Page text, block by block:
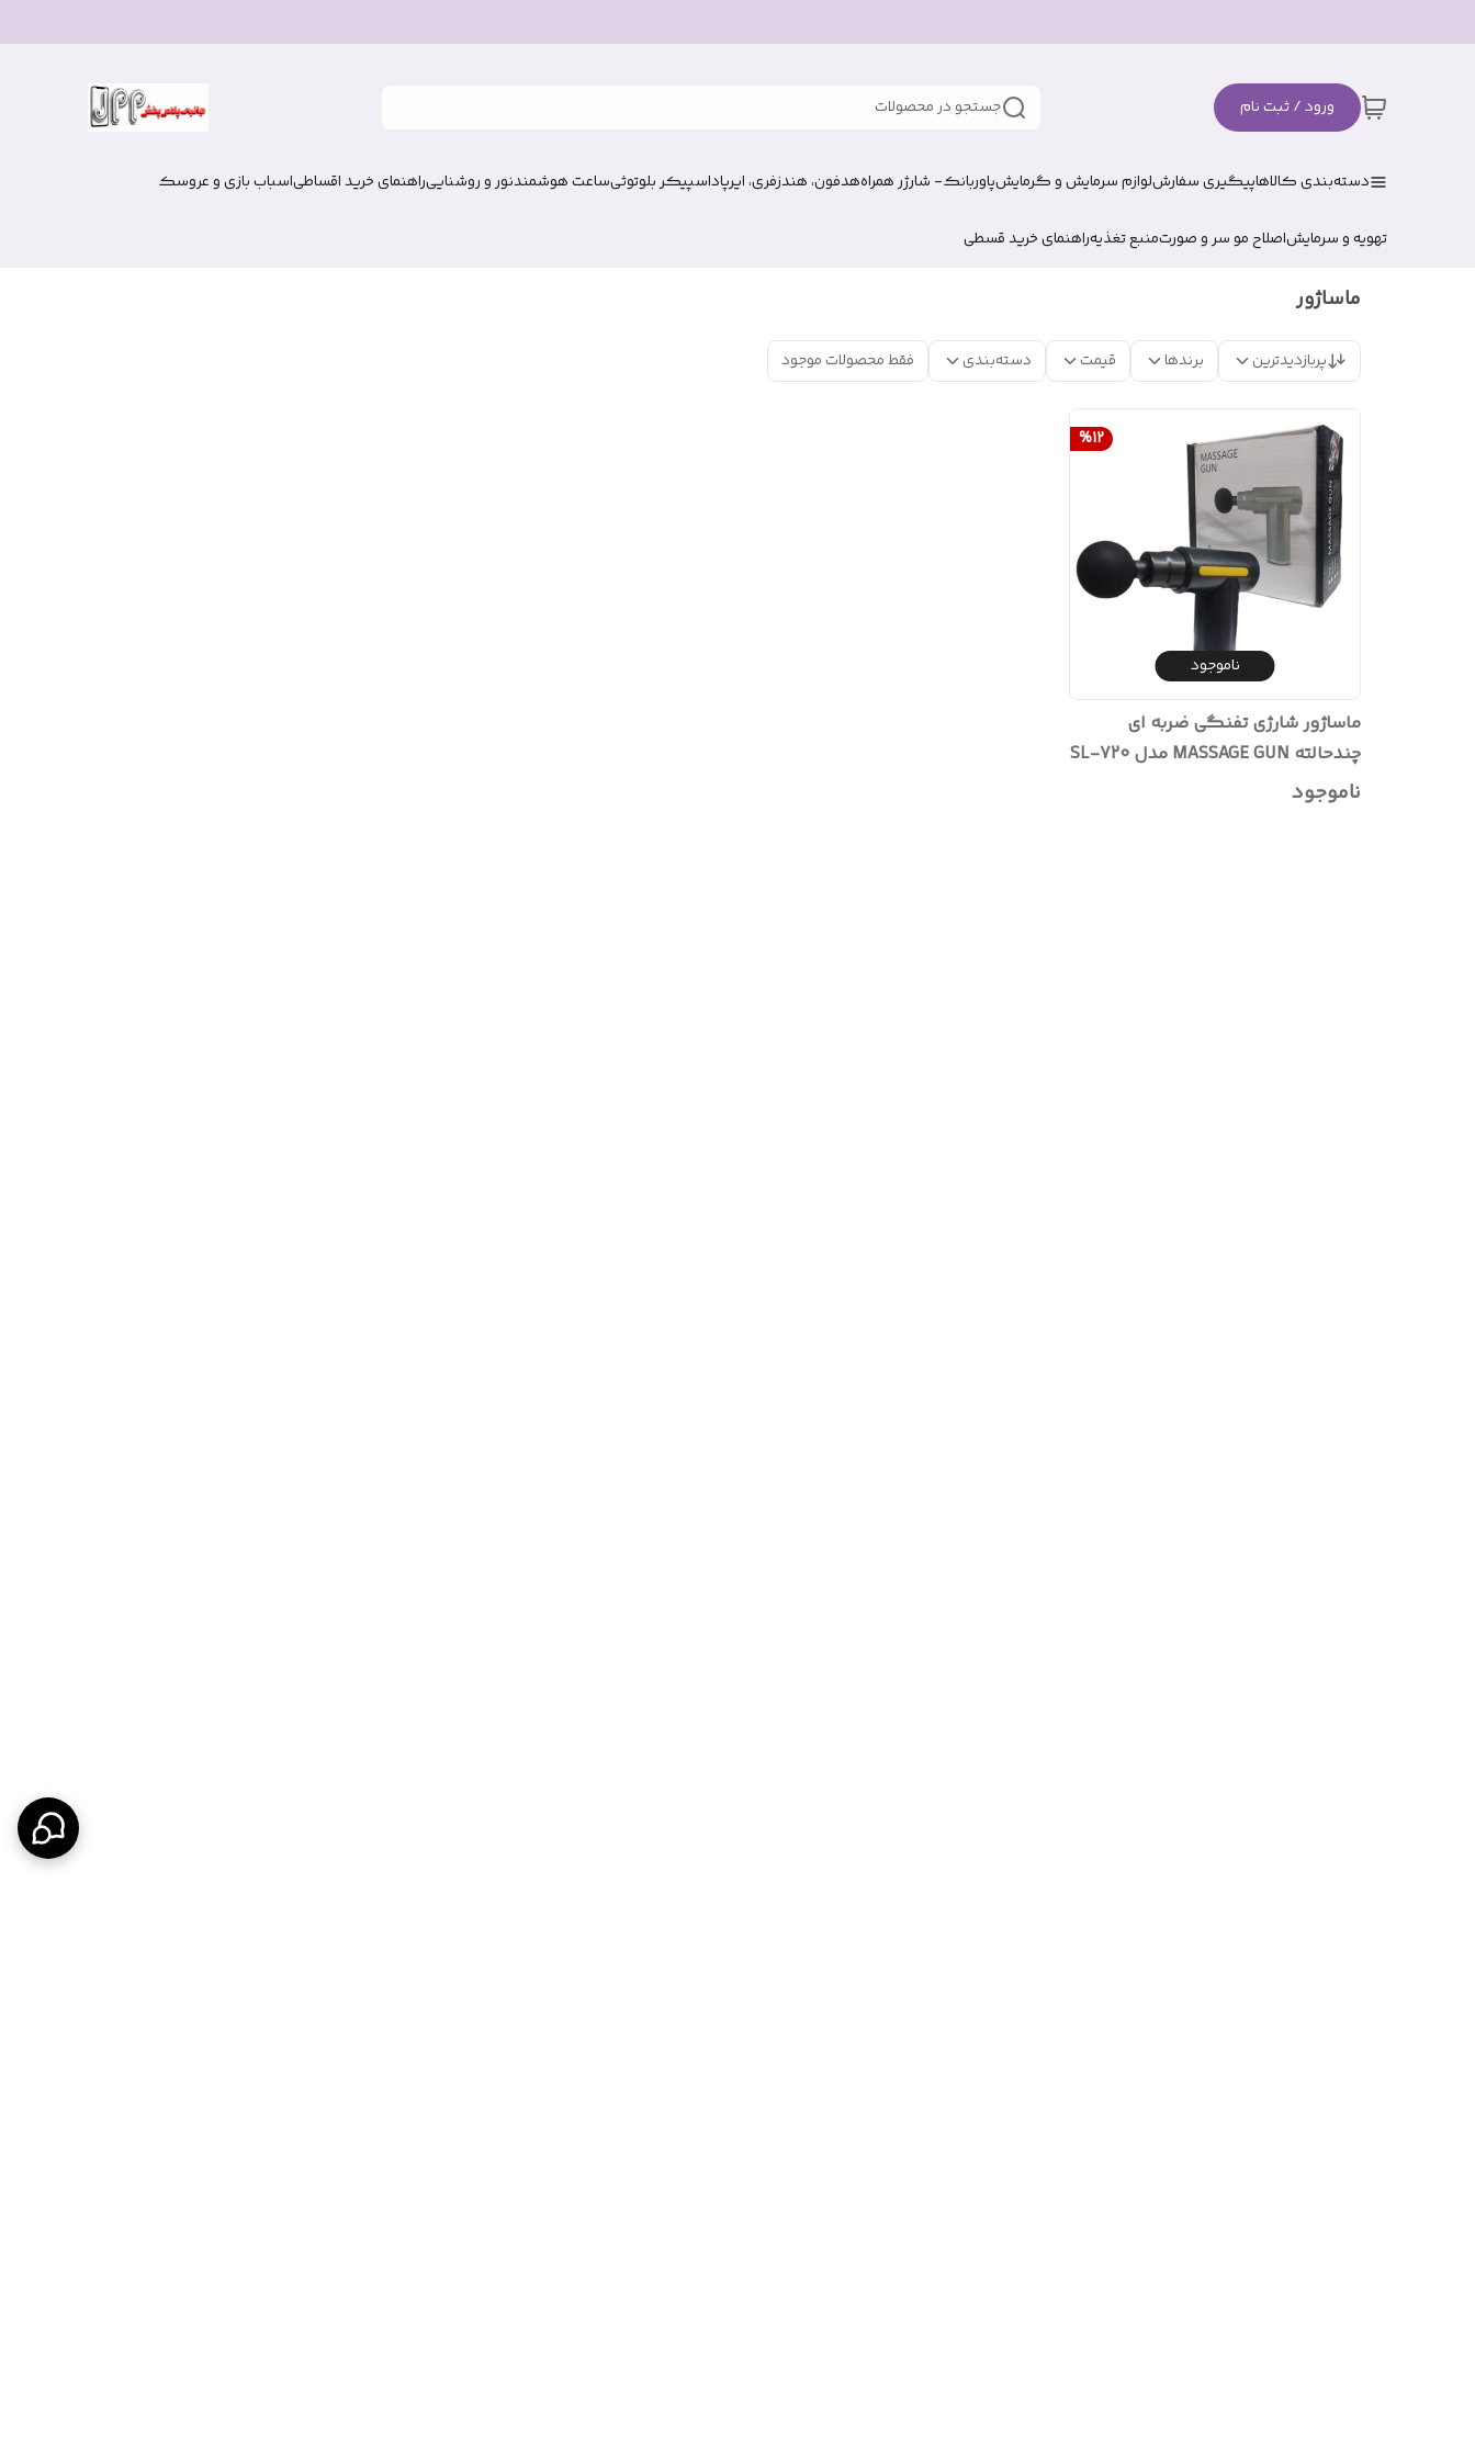
ورود / ثبت نام جستجو در محصولات
دسته‌بندی کالاهاپیگیری سفارشلوازم سرمایش و گرمایشپاوربانک- شارژر همراههدفون، هندزفری، ایرپاداسپیکر بلوتوثیساعت هوشمندنور و روشناییراهنمای خرید اقساطیاسباب بازی و عروسک
تهویه و سرمایشاصلاح مو سر و صورتمنبع تغذیهراهنمای خرید قسطی
ماساژور
پربازدیدترین برندها قیمت دسته‌بندی فقط محصولات موجود
%12
ناموجود
ماساژور شارژی تفنگی ضربه ای
چندحالته MASSAGE GUN مدل SL-720
ناموجود